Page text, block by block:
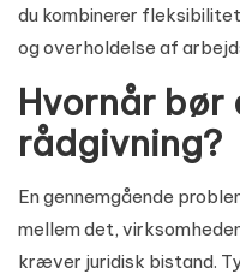
du kombinerer
og overholdelse af
Hvornår bør
rådgivning?
En gennemgående
mellem det,
kræver juridisk bistand.